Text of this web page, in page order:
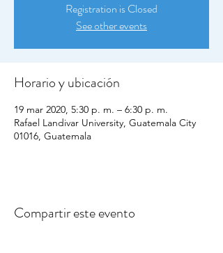
Registration is Closed
See other events
Horario y ubicación
19 mar 2020, 5:30 p. m. – 6:30 p. m.
Rafael Landivar University, Guatemala City
01016, Guatemala
Compartir este evento